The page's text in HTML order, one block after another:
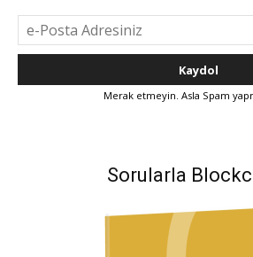
Merak etmeyin. Asla Spam
Sorularla